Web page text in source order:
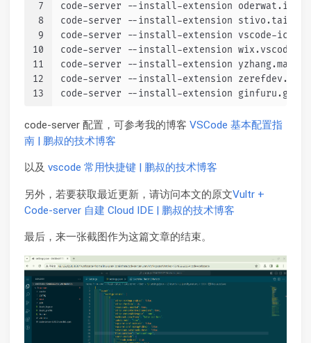
7
8
9
10
11
12
13
code-server --install-extension
code-server --install-extension
code-server --install-extension vscode-icons-
code-server --install-extension wix.vscode-
code-server --install-extension
code-server --install-extension
code-server --install-extension
code-server 配置，可参考我的博客 VSCode 基本配置指
南 | 鹏叔的技术博客
以及 vscode 常用快捷键 | 鹏叔的技术博客
另外，若要获取最近更新，请访问本文的原文Vultr +
Code-server 自建 Cloud IDE | 鹏叔的技术博客
最后，来一张截图作为这篇文章的结束。